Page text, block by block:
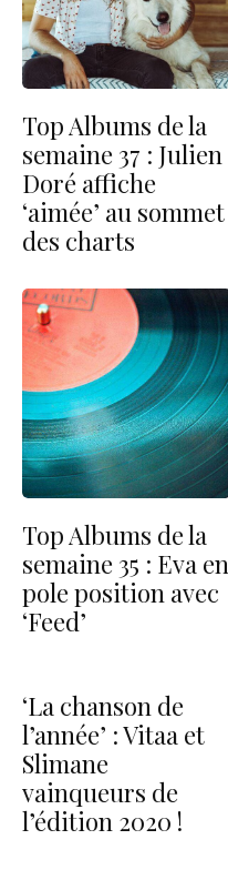
Top Albums de la
semaine 37 : Julien
Doré affiche
‘aimée’ au sommet
des charts
Top Albums de la
semaine 35 : Eva en
pole position avec
‘Feed’
‘La chanson de
l’année’ : Vitaa et
Slimane
vainqueurs de
l’édition 2020 !